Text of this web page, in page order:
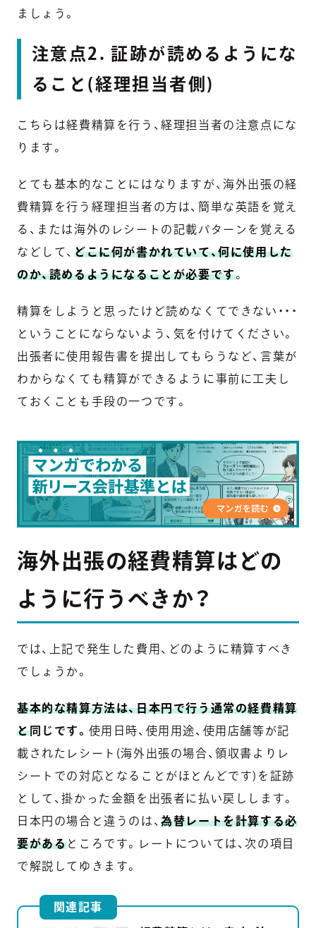
ましょう。
注意点2. 証跡が読めるようにな
ること(経理担当者側)
こちらは経費精算を行う、経理担当者の注意点にな
ります。
とても基本的なことにはなりますが、海外出張の経
費精算を行う経理担当者の方は、簡単な英語を覚え
る、または海外のレシートの記載パターンを覚える
などして、 どこに何が書かれていて、何に使用した
のか、読めるようになることが必要です。
精算をしようと思ったけど読めなくてできない・・・
ということにならないよう、気を付けてください。
出張者に使用報告書を提出してもらうなど、言葉が
わからなくても精算ができるように事前に工夫し
ておくことも手段の一つです。
海外出張の経費精算はどの
ように行うべきか？
では、上記で発生した費用、どのように精算すべき
でしょうか。
基本的な精算方法は、日本円で行う通常の経費精算
と同じです。 使用日時、使用用途、使用店舗等が記
載されたレシート(海外出張の場合、領収書よりレ
シートでの対応となることがほとんどです)を証跡
として、掛かった金額を出張者に払い戻しします。
日本円の場合と違うのは、為替レートを計算する必
要があるところです。レートについては、次の項目
で解説してゆきます。
関連記事